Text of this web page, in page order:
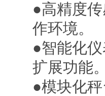
●高精度
作环境。
●智能化
扩展功能
●模块化